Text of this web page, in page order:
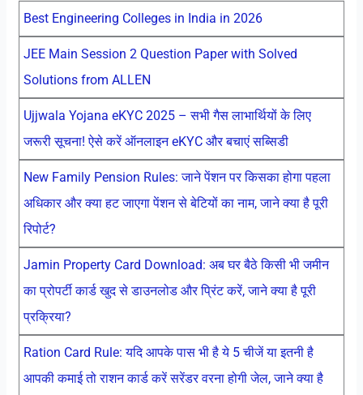
Best Engineering Colleges in India in 2026
JEE Main Session 2 Question Paper with Solved
Solutions from ALLEN
Ujjwala Yojana eKYC 2025 – सभी गैस लाभार्थियों के लिए
जरूरी सूचना! ऐसे करें ऑनलाइन eKYC और बचाएं सब्सिडी
New Family Pension Rules: जाने पेंशन पर किसका होगा पहला
अधिकार और क्या हट जाएगा पेंशन से बेटियों का नाम, जाने क्या है पूरी
रिपोर्ट?
Jamin Property Card Download: अब घर बैठे किसी भी जमीन
का प्रोपर्टी कार्ड खुद से डाउनलोड और प्रिंट करें, जाने क्या है पूरी
प्रक्रिया?
Ration Card Rule: यदि आपके पास भी है ये 5 चीजें या इतनी है
आपकी कमाई तो राशन कार्ड करें सरेंडर वरना होगी जेल, जाने क्या है